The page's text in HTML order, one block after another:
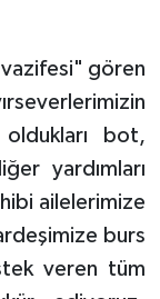
vazifesi" gören
bot,
yardımları
ailelerimize
burs
veren tüm